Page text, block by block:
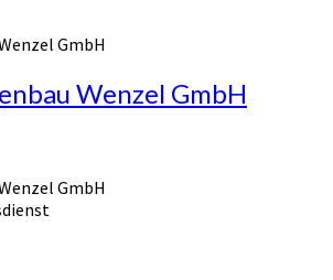
GmbH
Wenzel GmbH
GmbH